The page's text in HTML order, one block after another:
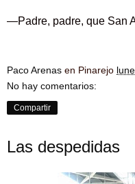
—Padre, padre, que San
Paco Arenas en Pinarejo
No hay comentarios:
Compartir
Las despedidas